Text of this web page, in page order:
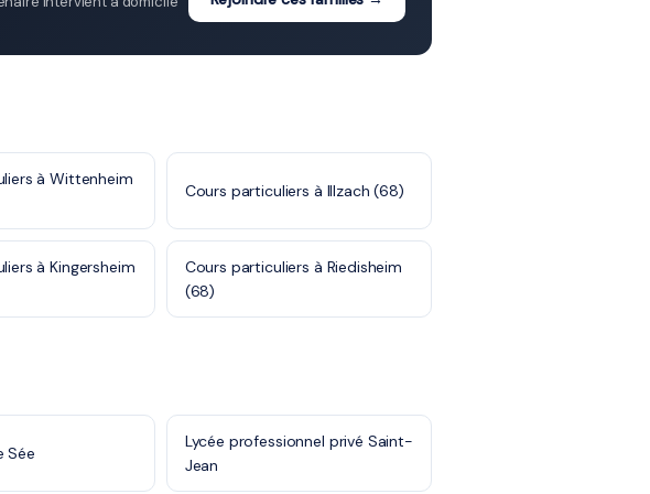
à Wittenheim
Cours particuliers à Illzach (68)
à Kingersheim
Cours particuliers à Riedisheim
(68)
Sée
Lycée professionnel privé Saint-
Jean